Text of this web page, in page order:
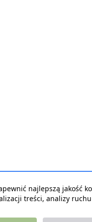
najlepszą jakość
treści, analizy